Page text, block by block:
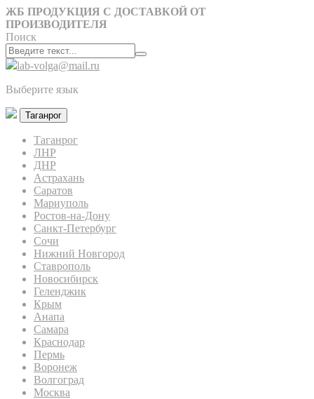
ЖБ ПРОДУКЦИЯ С ДОСТАВКОЙ ОТ
ПРОИЗВОДИТЕЛЯ
Поиск
lab-volga@mail.ru
Выберите язык
Таганрог
Таганрог
ЛНР
ДНР
Астрахань
Саратов
Мариуполь
Ростов-на-Дону
Санкт-Петербург
Сочи
Нижний Новгород
Ставрополь
Новосибирск
Геленджик
Крым
Анапа
Самара
Краснодар
Пермь
Воронеж
Волгоград
Москва